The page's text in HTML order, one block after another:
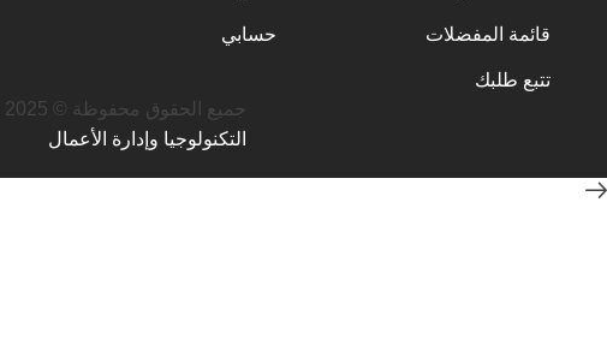
قائمة المفضلات
تتبع طلبك
حسابي
جميع الحقوق محفوظة © 2025
التكنولوجيا وإدارة الأعمال